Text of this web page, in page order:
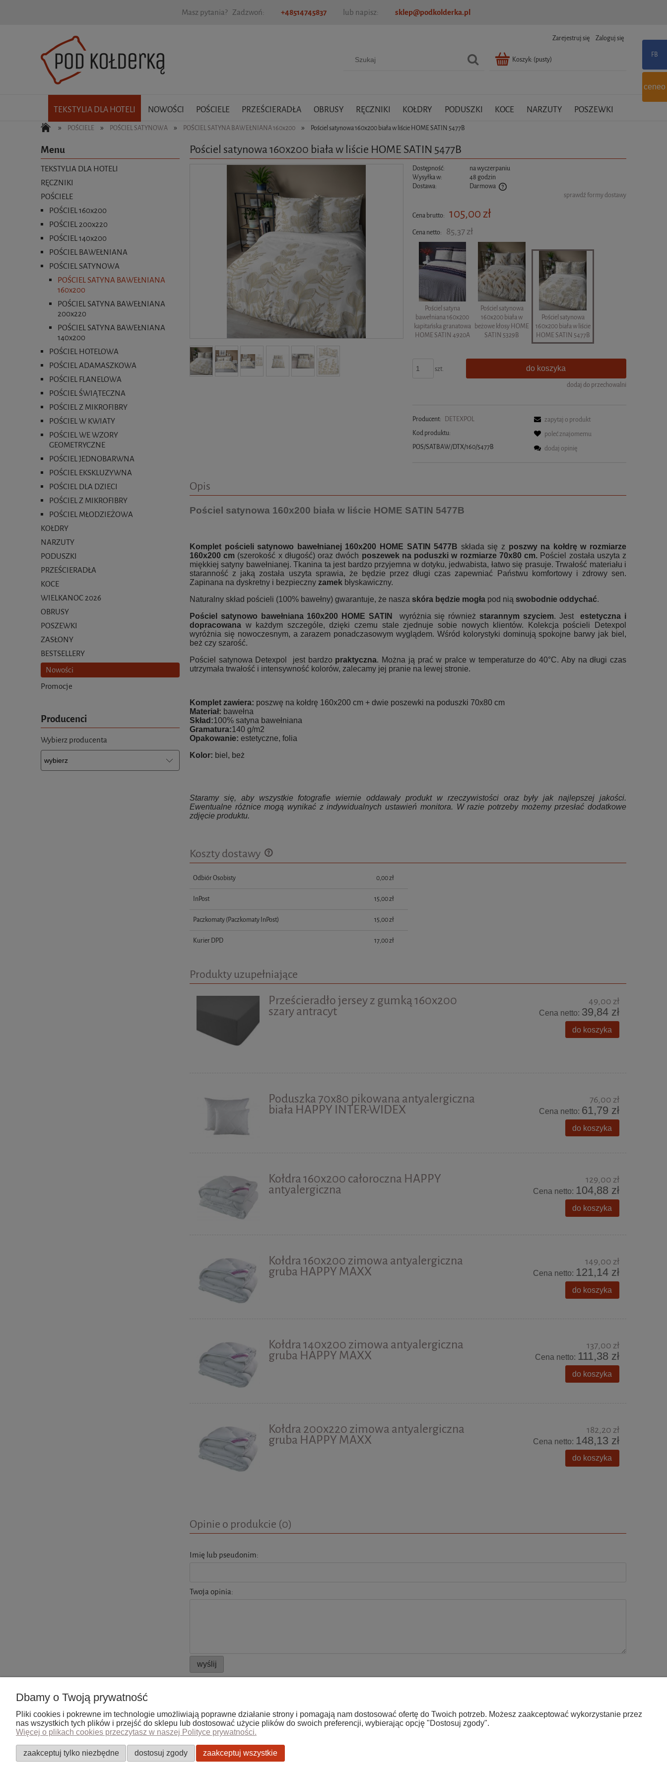
Masz pytania? Zadzwoń: +48514745837 lub napisz: sklep@podkolderka.pl
Zarejestruj się Zaloguj się
Koszyk: (pusty)
TEKSTYLIA DLA HOTELI NOWOŚCI POŚCIELE PRZEŚCIERADŁA OBRUSY RĘCZNIKI KOŁDRY PODUSZKI KOCE NARZUTY POSZEWKI
» POŚCIELE » POŚCIEL SATYNOWA » POŚCIEL SATYNA BAWEŁNIANA 160x200 » Pościel satynowa 160x200 biała w liście HOME SATIN 5477B
Menu
TEKSTYLIA DLA HOTELI
RĘCZNIKI
POŚCIELE
POŚCIEL 160x200
POŚCIEL 200x220
POŚCIEL 140x200
POŚCIEL BAWEŁNIANA
POŚCIEL SATYNOWA
POŚCIEL SATYNA BAWEŁNIANA
160x200
POŚCIEL SATYNA BAWEŁNIANA
200x220
POŚCIEL SATYNA BAWEŁNIANA
140x200
POŚCIEL HOTELOWA
POŚCIEL ADAMASZKOWA
POŚCIEL FLANELOWA
POŚCIEL ŚWIĄTECZNA
POŚCIEL Z MIKROFIBRY
POŚCIEL W KWIATY
POŚCIEL WE WZORY
GEOMETRYCZNE
POŚCIEL JEDNOBARWNA
POŚCIEL EKSKLUZYWNA
POŚCIEL DLA DZIECI
POŚCIEL Z MIKROFIBRY
POŚCIEL MŁODZIEŻOWA
KOŁDRY
NARZUTY
PODUSZKI
PRZEŚCIERADŁA
KOCE
WIELKANOC 2026
OBRUSY
POSZEWKI
ZASŁONY
BESTSELLERY
Nowości
Promocje
Producenci
Wybierz producenta
Pościel satynowa 160x200 biała w liście HOME SATIN 5477B
Dostępność:
na wyczerpaniu
Wysyłka w:
48 godzin
Dostawa:
Darmowa
Cena nie zawiera ewentualnych kosztów
sprawdź formy dostawy
Cena brutto: 105,00 zł
Cena netto: 85,37 zł
Pościel satyna
bawełniana 160x200
kapitańska granatowa
HOME SATIN 4920A
Pościel satynowa
160x200 biała w
beżowe kłosy HOME
SATIN 5329B
Pościel satynowa
160x200 biała w liście
HOME SATIN 5477B
szt. do koszyka
dodaj do przechowalni
Producent: DETEXPOL
Kod produktu:
POS/SATBAW/DTX/160/5477B
zapytaj o produkt
poleć znajomemu
dodaj opinię
Opis
Pościel satynowa 160x200 biała w liście HOME SATIN 5477B
Komplet pościeli satynowo bawełnianej 160x200 HOME SATIN 5477B składa się z poszwy na kołdrę w rozmiarze
160x200 cm (szerokość x długość) oraz dwóch poszewek na poduszki w rozmiarze 70x80 cm. Pościel została uszyta z
miękkiej satyny bawełnianej. Tkanina ta jest bardzo przyjemna w dotyku, jedwabista, łatwo się prasuje. Trwałość materiału i
staranność z jaką została uszyta sprawia, że będzie przez długi czas zapewniać Państwu komfortowy i zdrowy sen.
Zapinana na dyskretny i bezpieczny zamek błyskawiczny.
Naturalny skład pościeli (100% bawełny) gwarantuje, że nasza skóra będzie mogła pod nią swobodnie oddychać.
Pościel
satynowo bawełniana160x200 HOME SATIN wyróżnia się również starannym szyciem. Jestestetyczna i
dopracowana w każdym szczególe, dzięki czemu stale zjednuje sobie nowych klientów. Kolekcja pościeli Detexpol
wyróżnia się nowoczesnym, a zarazem ponadczasowym wyglądem. Wśród kolorystyki dominują spokojne barwy jak biel,
beż czy szarość.
Pościel satynowa Detexpol jest bardzo praktyczna. Można ją prać w pralce w temperaturze do 40°C. Aby na długi czas
utrzymała trwałość i intensywność kolorów, zalecamy jej pranie na lewej stronie.
Komplet zawiera: poszwę na kołdrę 160x200 cm + dwie poszewki na poduszki 70x80 cm
Materiał: bawełna
Skład:100% satyna bawełniana
Gramatura:140 g/m2
Opakowanie: estetyczne, folia
Kolor: biel, beż
Staramy się, aby wszystkie fotografie wiernie oddawały produkt w rzeczywistości oraz były jak najlepszej jakości.
Ewentualne różnice mogą wynikać z indywidualnych ustawień monitora. W razie potrzeby możemy przesłać dodatkowe
zdjęcie produktu.
Koszty dostawy
Cena nie zawiera ewentualnych kosztów
Odbiór Osobisty 0,00 zł
InPost 15,00 zł
Paczkomaty(Paczkomaty InPost) 15,00 zł
Kurier DPD 17,00 zł
Produkty uzupełniające
Prześcieradło jersey z gumką 160x200
szary antracyt
49,00 zł
Cena netto: 39,84 zł
do koszyka
Poduszka 70x80 pikowana antyalergiczna
biała HAPPY INTER-WIDEX
76,00 zł
Cena netto: 61,79 zł
do koszyka
Kołdra 160x200 całoroczna HAPPY
antyalergiczna
129,00 zł
Cena netto: 104,88 zł
do koszyka
Kołdra 160x200 zimowa antyalergiczna
gruba HAPPY MAXX
149,00 zł
Cena netto: 121,14 zł
do koszyka
Kołdra 140x200 zimowa antyalergiczna
gruba HAPPY MAXX
137,00 zł
Cena netto: 111,38 zł
do koszyka
Kołdra 200x220 zimowa antyalergiczna
gruba HAPPY MAXX
182,20 zł
Cena netto: 148,13 zł
do koszyka
Opinie o produkcie (0)
Imię lub pseudonim:
Twoja opinia:
wyślij
ceneo
Pomoc
Zwroty i reklamacje
Regulamin
Moje konto
Twoje zamówienia
Ustawienia konta
Płatności i dostawa
Informacje
Dbamy o Twoją prywatność
Pliki cookies i pokrewne im technologie umożliwiają poprawne działanie strony i pomagają nam dostosować ofertę do Twoich potrzeb. Możesz zaakceptować wykorzystanie przez
nas wszystkich tych plików i przejść do sklepu lub dostosować użycie plików do swoich preferencji, wybierając opcję "Dostosuj zgody".
Więcej o plikach cookies przeczytasz w naszej Polityce prywatności.
zaakceptuj tylko niezbędne dostosuj zgody zaakceptuj wszystkie